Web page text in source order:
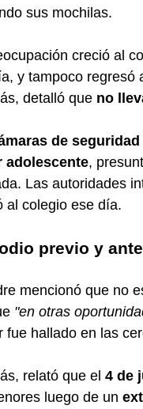
sus mochilas.
creció al
y tampoco regresó
detalló que no
de seguridad
adolescente,
Las autoridades
al colegio ese día.
previo y
mencionó que no
"en otras
fue hallado en las
relató que el 4 de
luego de un